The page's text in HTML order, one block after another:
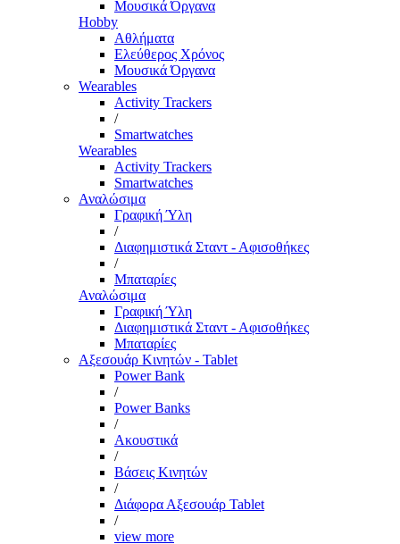
Μουσικά Όργανα
Hobby
Αθλήματα
Ελεύθερος Χρόνος
Μουσικά Όργανα
Wearables
Activity Trackers
/
Smartwatches
Wearables
Activity Trackers
Smartwatches
Αναλώσιμα
Γραφική Ύλη
/
Διαφημιστικά Σταντ - Αφισοθήκες
/
Μπαταρίες
Αναλώσιμα
Γραφική Ύλη
Διαφημιστικά Σταντ - Αφισοθήκες
Μπαταρίες
Αξεσουάρ Κινητών - Tablet
Power Bank
/
Power Banks
/
Ακουστικά
/
Βάσεις Κινητών
/
Διάφορα Αξεσουάρ Tablet
/
view more